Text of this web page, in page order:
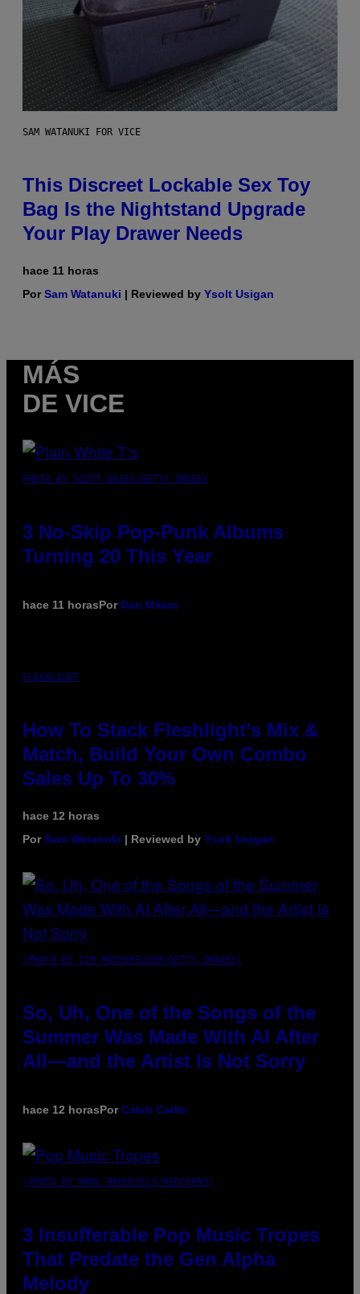
SAM WATANUKI FOR VICE
This Discreet Lockable Sex Toy
Bag Is the Nightstand Upgrade
Your Play Drawer Needs
hace 11 horas
PorSam Watanuki | Reviewed by Ysolt Usigan
MÁS
DE VICE
PHOTO BY SCOTT GRIES/GETTY IMAGES
3 No-Skip Pop-Punk Albums
Turning 20 This Year
hace 11 horasPor Dan Milam
FLESHLIGHT
How To Stack Fleshlight’s Mix &
Match, Build Your Own Combo
Sales Up To 30%
hace 12 horas
PorSam Watanuki | Reviewed by Ysolt Usigan
(PHOTO BY TIM MOSENFELDER/GETTY IMAGES)
So, Uh, One of the Songs of the
Summer Was Made With AI After
All—and the Artist Is Not Sorry
hace 12 horasPorCaleb Catlin
(PHOTO BY MARC BROUSSELY/REDFERNS)
3 Insufferable Pop Music Tropes
That Predate the Gen Alpha
Melody